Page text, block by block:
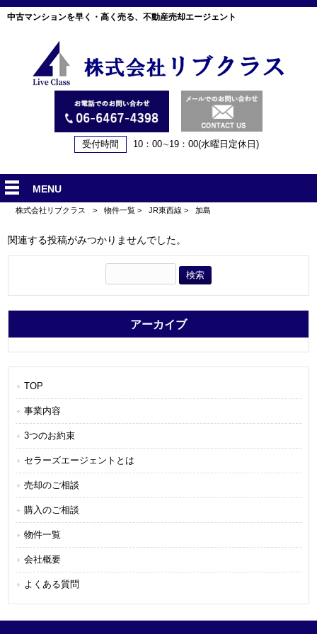
中古マンションを早く・高く売る、不動産売却エージェント
受付時間 10：00∼19：00(水曜日定休日)
MENU
株式会社リブクラス > 物件一覧 > JR東西線 > 加島
関連する投稿がみつかりませんでした。
アーカイブ
TOP
事業内容
3つのお約束
セラーズエージェントとは
売却のご相談
購入のご相談
物件一覧
会社概要
よくある質問